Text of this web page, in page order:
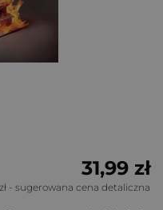
31,99 zł
- sugerowana cena detaliczna